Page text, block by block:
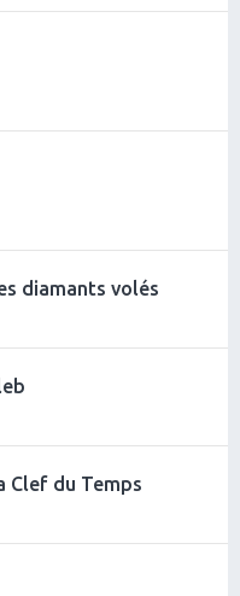
diamants volés
Clef du Temps